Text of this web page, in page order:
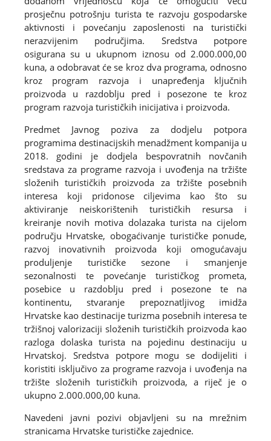
prosječnu potrošnju turista te razvoju gospodarske
aktivnosti i povećanju zaposlenosti na turistički
nerazvijenim područjima. Sredstva potpore
osigurana su u ukupnom iznosu od 2.000.000,00
kuna, a odobravat će se kroz dva programa, odnosno
kroz program razvoja i unapređenja ključnih
proizvoda u razdoblju pred i posezone te kroz
program razvoja turističkih inicijativa i proizvoda.
Predmet Javnog poziva za dodjelu potpora
programima destinacijskih menadžment kompanija u
2018. godini je dodjela bespovratnih novčanih
sredstava za programe razvoja i uvođenja na tržište
složenih turističkih proizvoda za tržište posebnih
interesa koji pridonose ciljevima kao što su
aktiviranje neiskorištenih turističkih resursa i
kreiranje novih motiva dolazaka turista na cijelom
području Hrvatske, obogaćivanje turističke ponude,
razvoj inovativnih proizvoda koji omogućavaju
produljenje turističke sezone i smanjenje
sezonalnosti te povećanje turističkog prometa,
posebice u razdoblju pred i posezone te na
kontinentu, stvaranje prepoznatljivog imidža
Hrvatske kao destinacije turizma posebnih interesa te
tržišnoj valorizaciji složenih turističkih proizvoda kao
razloga dolaska turista na pojedinu destinaciju u
Hrvatskoj. Sredstva potpore mogu se dodijeliti i
koristiti isključivo za programe razvoja i uvođenja na
tržište složenih turističkih proizvoda, a riječ je o
ukupno 2.000.000,00 kuna.
Navedeni javni pozivi objavljeni su na mrežnim
stranicama Hrvatske turističke zajednice.